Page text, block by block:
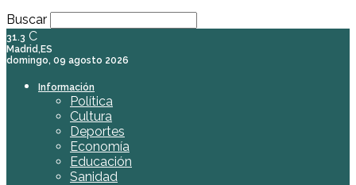
Buscar
31.3 C
Madrid,ES
domingo, 09 agosto 2026
Información
Política
Cultura
Deportes
Economía
Educación
Sanidad